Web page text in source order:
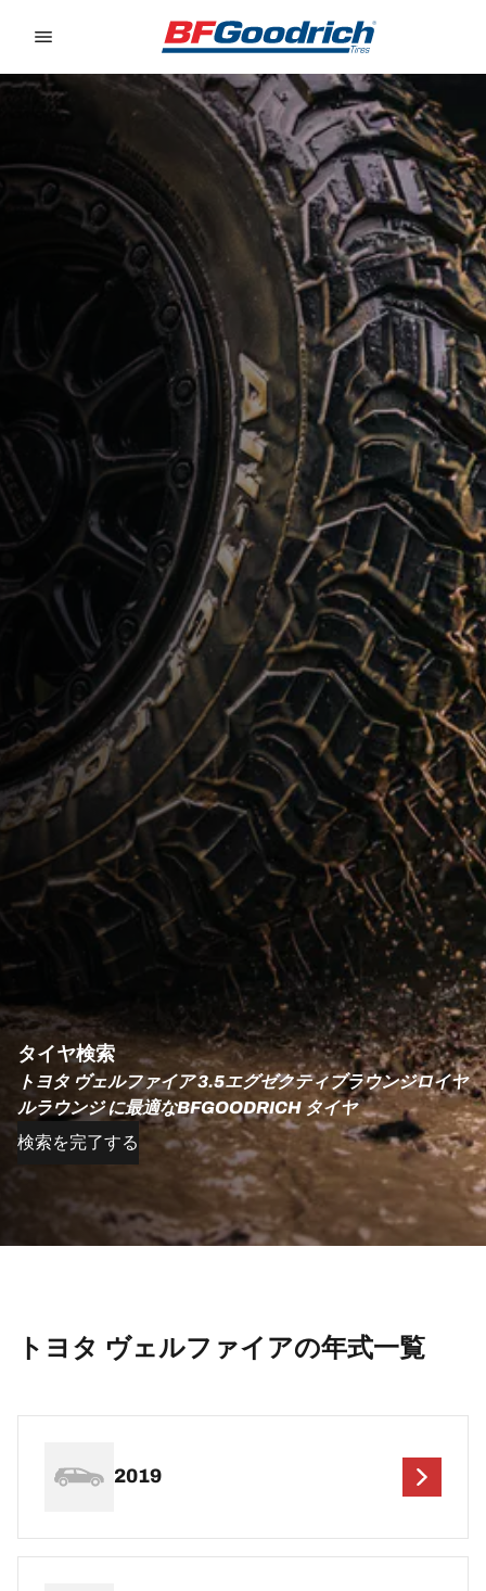
タイヤ検索
トヨタ ヴェルファイア 3.5エグゼクティブラウンジロイヤ
ルラウンジ に最適なBFGOODRICH タイヤ
検索を完了する
トヨタ ヴェルファイアの年式一覧
2019